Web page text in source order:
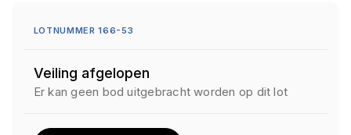
LOTNUMMER 166-53
Veiling afgelopen
Er kan geen bod uitgebracht worden op dit lot